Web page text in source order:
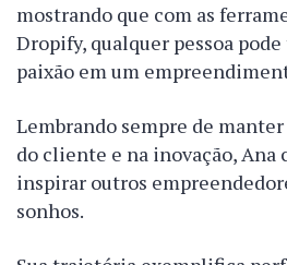
mostrando que com as
Dropify, qualquer pessoa
paixão em um
Lembrando sempre de
do cliente e na inovação, Ana
inspirar outros
sonhos.